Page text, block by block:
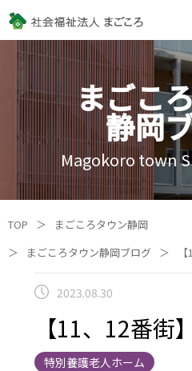
まごこ
静岡
Magokoro town
TOP ＞
まごころタウン静岡
＞
まごころタウン静岡ブログ ＞
2023.08.30
【11、12番街
特別養護老人ホーム